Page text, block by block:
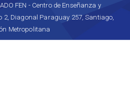
FEN - Centro de Enseñanza y
2, Diagonal Paraguay 257, Santiago,
Metropolitana